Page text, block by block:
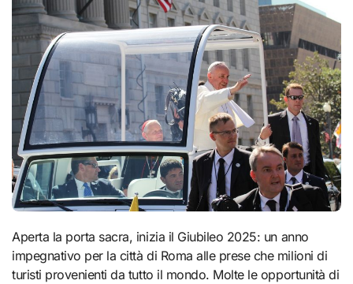
Aperta la porta sacra, inizia il Giubileo 2025: un anno
impegnativo per la città di Roma alle prese che milioni di
turisti provenienti da tutto il mondo. Molte le opportunità di